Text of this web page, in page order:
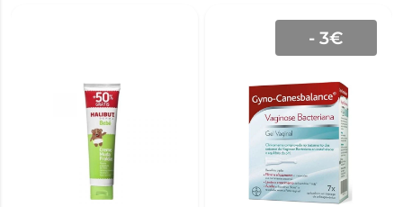
- 3€